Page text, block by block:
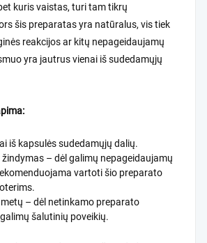
kuris vaistas, turi tam tikrų
šis preparatas yra natūralus, vis tiek
reakcijos ar kitų nepageidaujamų
yra jautrus vienai iš sudedamųjų
iš kapsulės sudedamųjų dalių.
– dėl galimų nepageidaujamų
vartoti šio preparato
– dėl netinkamo preparato
šalutinių poveikių.